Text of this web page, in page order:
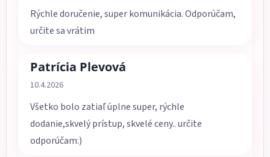
Rýchle doručenie, super komunikácia. Odporúčam,
určite sa vrátim
Patrícia Plevová
Hodnotenie obchodu je 5 z 5 hviezdičiek.
10.4.2026
Všetko bolo zatiaľ úplne super, rýchle
dodanie,skvelý prístup, skvelé ceny.. určite
odporúčam:)